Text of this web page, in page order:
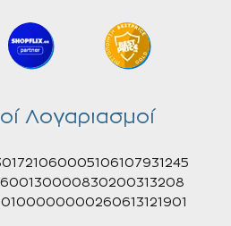
Λογαριασμοί